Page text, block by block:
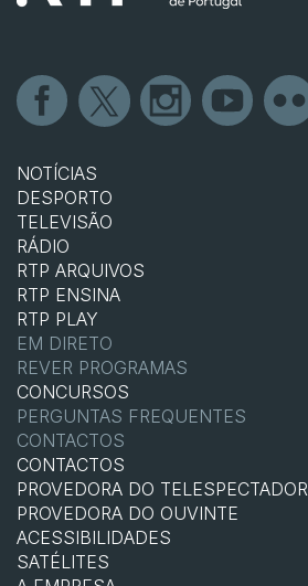
NOTÍCIAS
DESPORTO
TELEVISÃO
RÁDIO
RTP ARQUIVOS
RTP ENSINA
RTP PLAY
EM DIRETO
REVER PROGRAMAS
CONCURSOS
PERGUNTAS FREQUENTES
CONTACTOS
CONTACTOS
PROVEDORA DO TELESPECTADOR
PROVEDORA DO OUVINTE
ACESSIBILIDADES
SATÉLITES